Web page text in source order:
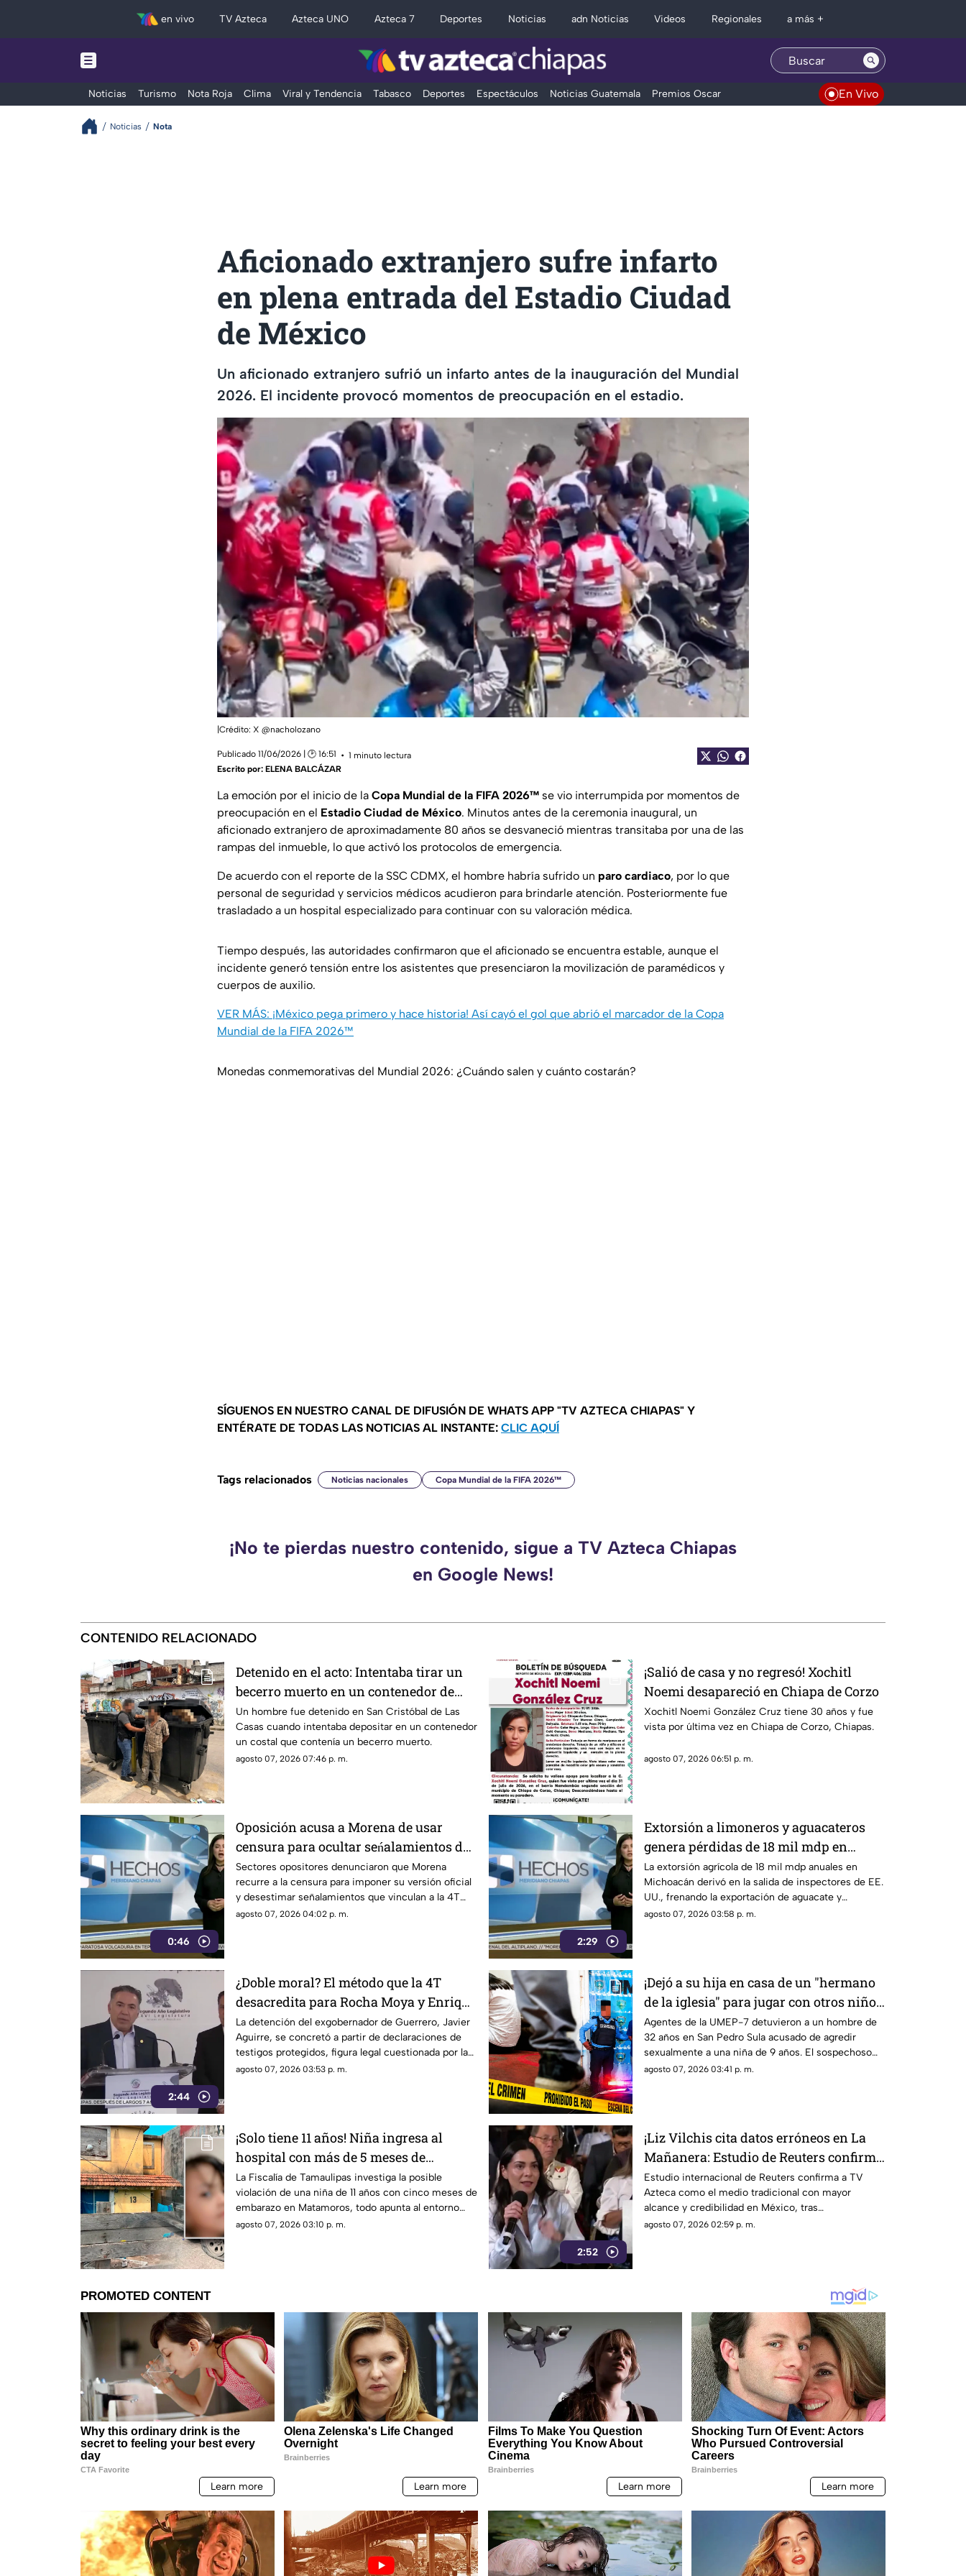
en vivo TV Azteca Azteca UNO Azteca 7 Deportes Noticias adn Noticias Videos Regionales a más +
Noticias Turismo Nota Roja Clima Viral y Tendencia Tabasco Deportes Espectáculos Noticias Guatemala Premios Oscar En Vivo
Noticias Nota
Aficionado extranjero sufre infarto
en plena entrada del Estadio Ciudad
de México
Un aficionado extranjero sufrió un infarto antes de la inauguración del Mundial
2026. El incidente provocó momentos de preocupación en el estadio.
|Crédito: X @nacholozano
Publicado 11/06/2026 | 🕑 16:51
1 minuto lectura
Escrito por: ELENA BALCÁZAR
La emoción por el inicio de la Copa Mundial de la FIFA 2026™ se vio interrumpida por momentos de
preocupación en el Estadio Ciudad de México. Minutos antes de la ceremonia inaugural, un
aficionado extranjero de aproximadamente 80 años se desvaneció mientras transitaba por una de las
rampas del inmueble, lo que activó los protocolos de emergencia.
De acuerdo con el reporte de la SSC CDMX, el hombre habría sufrido un paro cardiaco, por lo que
personal de seguridad y servicios médicos acudieron para brindarle atención. Posteriormente fue
trasladado a un hospital especializado para continuar con su valoración médica.
Tiempo después, las autoridades confirmaron que el aficionado se encuentra estable, aunque el
incidente generó tensión entre los asistentes que presenciaron la movilización de paramédicos y
cuerpos de auxilio.
VER MÁS: ¡México pega primero y hace historia! Así cayó el gol que abrió el marcador de la Copa
Mundial de la FIFA 2026™
Monedas conmemorativas del Mundial 2026: ¿Cuándo salen y cuánto costarán?
SÍGUENOS EN NUESTRO CANAL DE DIFUSIÓN DE WHATS APP "TV AZTECA CHIAPAS" Y
ENTÉRATE DE TODAS LAS NOTICIAS AL INSTANTE: CLIC AQUÍ
Tags relacionados Noticias nacionales Copa Mundial de la FIFA 2026™
¡No te pierdas nuestro contenido, sigue a TV Azteca Chiapas
en Google News!
CONTENIDO RELACIONADO
Detenido en el acto: Intentaba tirar un
becerro muerto en un contenedor de
basura en SCLC
Un hombre fue detenido en San Cristóbal de Las
Casas cuando intentaba depositar en un contenedor
un costal que contenía un becerro muerto.
agosto 07, 2026 07:46 p. m.
¡Salió de casa y no regresó! Xochitl
Noemi desapareció en Chiapa de Corzo
Xochitl Noemi González Cruz tiene 30 años y fue
vista por última vez en Chiapa de Corzo, Chiapas.
agosto 07, 2026 06:51 p. m.
0:46
Oposición acusa a Morena de usar
censura para ocultar seńalamientos de
narcopolítica
Sectores opositores denunciaron que Morena
recurre a la censura para imponer su versión oficial
y desestimar señalamientos que vinculan a la 4T
con la narcopolítica.
agosto 07, 2026 04:02 p. m.
2:29
Extorsión a limoneros y aguacateros
genera pérdidas de 18 mil mdp en
Michoacán
La extorsión agrícola de 18 mil mdp anuales en
Michoacán derivó en la salida de inspectores de EE.
UU., frenando la exportación de aguacate y
provocando severas pérdidas.
agosto 07, 2026 03:58 p. m.
2:44
¿Doble moral? El método que la 4T
desacredita para Rocha Moya y Enrique
Inzunza fue el que metió a la cárcel a
Javier Aguirre
La detención del exgobernador de Guerrero, Javier
Aguirre, se concretó a partir de declaraciones de
testigos protegidos, figura legal cuestionada por la
4T.
agosto 07, 2026 03:53 p. m.
¡Dejó a su hija en casa de un "hermano
de la iglesia" para jugar con otros niños
y la niña terminó 4bus4d4
Agentes de la UMEP-7 detuvieron a un hombre de
32 años en San Pedro Sula acusado de agredir
sexualmente a una niña de 9 años. El sospechoso
fue remitido al Ministerio Público.
agosto 07, 2026 03:41 p. m.
¡Solo tiene 11 años! Niña ingresa al
hospital con más de 5 meses de
embarazo: autoridades investigan
familiares
La Fiscalía de Tamaulipas investiga la posible
violación de una niña de 11 años con cinco meses de
embarazo en Matamoros, todo apunta al entorno
familiar.
agosto 07, 2026 03:10 p. m.
2:52
¡Liz Vilchis cita datos erróneos en La
Mañanera: Estudio de Reuters confirma
liderazgo de TV Azteca en alcance y
credibilidad
Estudio internacional de Reuters confirma a TV
Azteca como el medio tradicional con mayor
alcance y credibilidad en México, tras
inconsistencias en La Mañanera.
agosto 07, 2026 02:59 p. m.